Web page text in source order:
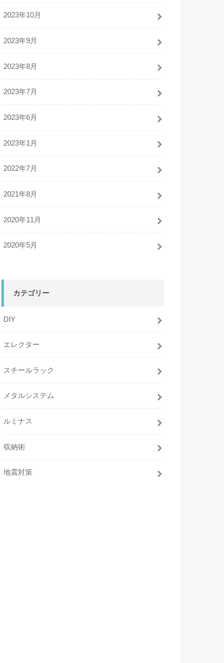
2023年10月
2023年9月
2023年8月
2023年7月
2023年6月
2023年1月
2022年7月
2021年8月
2020年11月
2020年5月
カテゴリー
DIY
エレクター
スチールラック
メタルシステム
ルミナス
収納術
地震対策